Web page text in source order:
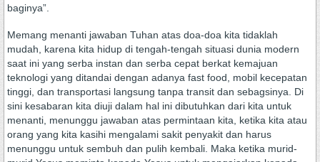
baginya”.
Memang menanti jawaban Tuhan atas doa-doa kita tidaklah
mudah, karena kita hidup di tengah-tengah situasi dunia modern
saat ini yang serba instan dan serba cepat berkat kemajuan
teknologi yang ditandai dengan adanya fast food, mobil kecepatan
tinggi, dan transportasi langsung tanpa transit dan sebagsinya. Di
sini kesabaran kita diuji dalam hal ini dibutuhkan dari kita untuk
menanti, menunggu jawaban atas permintaan kita, ketika kita atau
orang yang kita kasihi mengalami sakit penyakit dan harus
menunggu untuk sembuh dan pulih kembali. Maka ketika murid-